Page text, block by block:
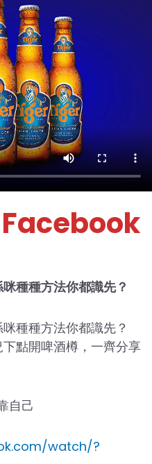
種種方法你都識先？
種種方法你都識先？
點開啤酒樽，一齊分享
自己
watch/?